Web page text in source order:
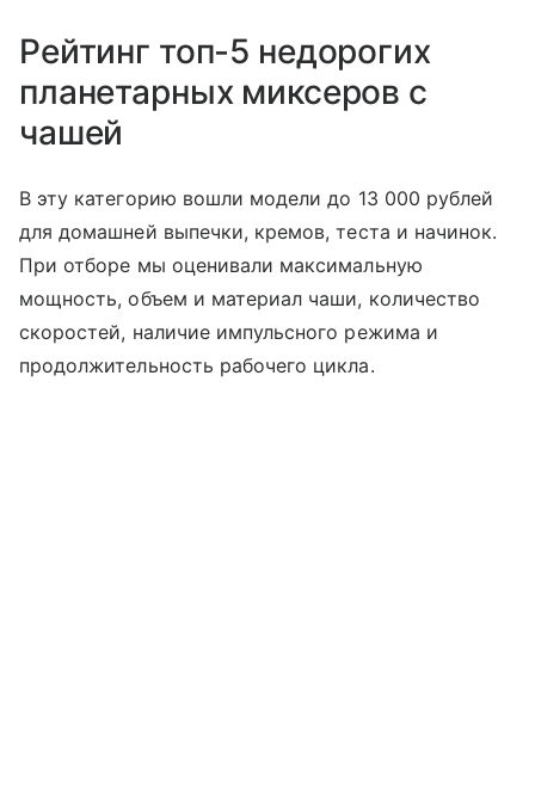
Рейтинг топ-5 недорогих
планетарных миксеров с
чашей
В эту категорию вошли модели до 13 000 рублей
для домашней выпечки, кремов, теста и начинок.
При отборе мы оценивали максимальную
мощность, объем и материал чаши, количество
скоростей, наличие импульсного режима и
продолжительность рабочего цикла.